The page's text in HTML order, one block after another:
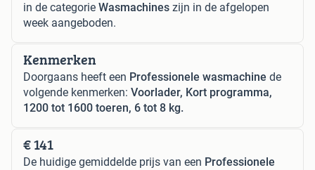
in de categorie Wasmachines zijn in de afgelopen
week aangeboden.
Kenmerken
Doorgaans heeft een Professionele wasmachine de
volgende kenmerken: Voorlader, Kort programma,
1200 tot 1600 toeren, 6 tot 8 kg.
€ 141
De huidige gemiddelde prijs van een Professionele